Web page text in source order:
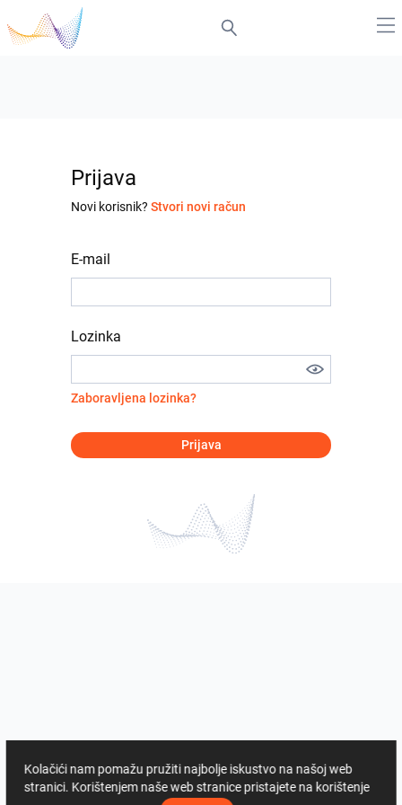
Prijava
Novi korisnik? Stvori novi račun
E-mail
Lozinka
Zaboravljena lozinka?
Prijava
Kolačići nam pomažu pružiti najbolje iskustvo na našoj web
stranici. Korištenjem naše web stranice pristajete na korištenje